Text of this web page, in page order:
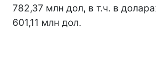
782,37 млн дол, в т.ч. в
601,11 млн дол.